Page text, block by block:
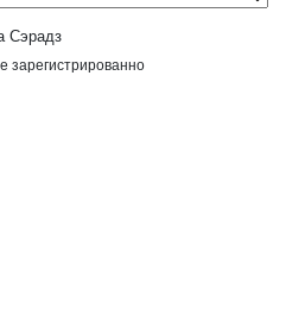
Сэрадз
зарегистрированно